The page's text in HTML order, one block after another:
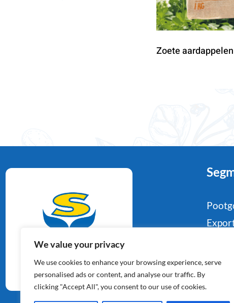
We value your privacy
We use cookies to enhance your browsing experience, serve
personalised ads or content, and analyse our traffic. By
clicking "Accept All", you consent to our use of cookies.
Zoete
Aardappelspecialisten
Sinds 1964